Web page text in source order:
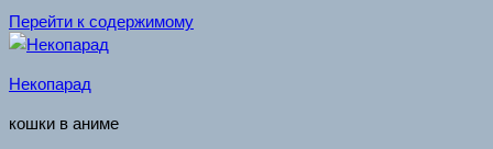
Перейти к содержимому
Некопарад
кошки в аниме